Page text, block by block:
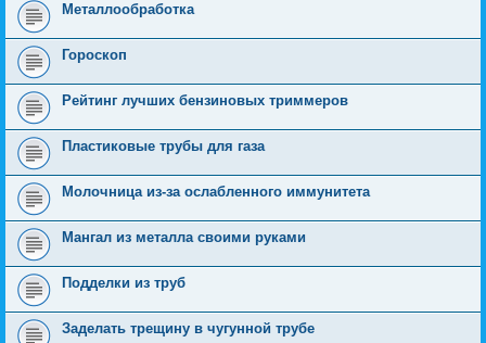
Металлообработка
Гороскоп
Рейтинг лучших бензиновых триммеров
Пластиковые трубы для газа
Молочница из-за ослабленного иммунитета
Мангал из металла своими руками
Подделки из труб
Заделать трещину в чугунной трубе